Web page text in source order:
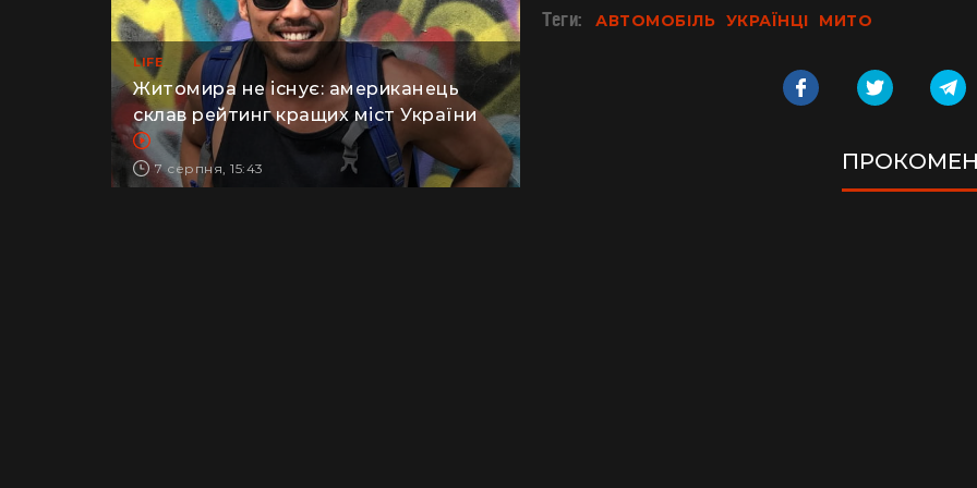
LIFE
Житомира не існує: американець
склав рейтинг кращих міст України
7 серпня, 15:43
Теги: АВТОМОБІЛЬ УКРАЇНЦІ МИТО